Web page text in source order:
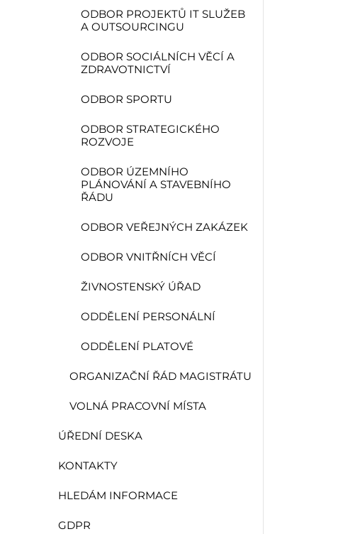
ODBOR PROJEKTŮ IT SLUŽEB
A OUTSOURCINGU
ODBOR SOCIÁLNÍCH VĚCÍ A
ZDRAVOTNICTVÍ
ODBOR SPORTU
ODBOR STRATEGICKÉHO
ROZVOJE
ODBOR ÚZEMNÍHO
PLÁNOVÁNÍ A STAVEBNÍHO
ŘÁDU
ODBOR VEŘEJNÝCH ZAKÁZEK
ODBOR VNITŘNÍCH VĚCÍ
ŽIVNOSTENSKÝ ÚŘAD
ODDĚLENÍ PERSONÁLNÍ
ODDĚLENÍ PLATOVÉ
ORGANIZAČNÍ ŘÁD MAGISTRÁTU
VOLNÁ PRACOVNÍ MÍSTA
ÚŘEDNÍ DESKA
KONTAKTY
HLEDÁM INFORMACE
GDPR